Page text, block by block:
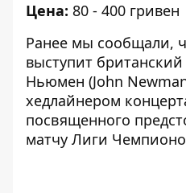
Цена: 80 - 400 гривен
Ранее мы сообщали,
выступит
Ньюмен (John
хедлайнером
посвященного
матчу Лиги